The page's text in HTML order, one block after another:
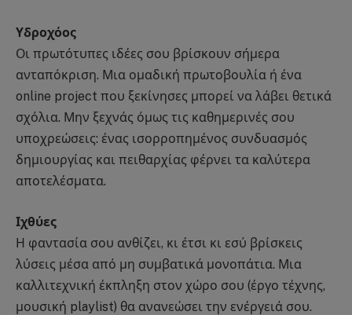
Υδροχόος
Οι πρωτότυπες ιδέες σου βρίσκουν σήμερα
ανταπόκριση. Μια ομαδική πρωτοβουλία ή ένα
online project που ξεκίνησες μπορεί να λάβει θετικά
σχόλια. Μην ξεχνάς όμως τις καθημερινές σου
υποχρεώσεις: ένας ισορροπημένος συνδυασμός
δημιουργίας και πειθαρχίας φέρνει τα καλύτερα
αποτελέσματα.
Ιχθύες
Η φαντασία σου ανθίζει, κι έτσι κι εσύ βρίσκεις
λύσεις μέσα από μη συμβατικά μονοπάτια. Μια
καλλιτεχνική έκπληξη στον χώρο σου (έργο τέχνης,
μουσική playlist) θα ανανεώσει την ενέργειά σου.